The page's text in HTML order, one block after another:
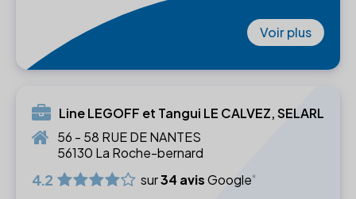
Voir plus
Line LEGOFF et Tangui LE CALVEZ, SELARL
56 - 58 RUE DE NANTES
56130 La Roche-bernard
4.2 sur34 avisGoogle